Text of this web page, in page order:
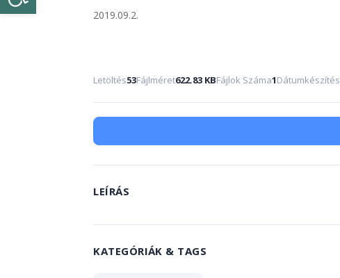
2019.09.2.
Letöltés53Fájlméret622.83 KBFájlok Száma1Dátumkészítés
LEÍRÁS
KATEGÓRIÁK & TAGS